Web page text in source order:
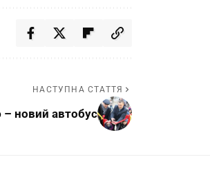
НАСТУПНА СТАТТЯ
– новий автобус